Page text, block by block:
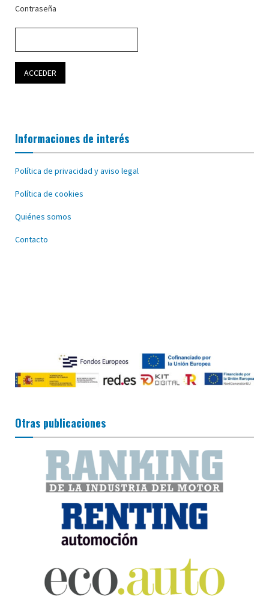
Contraseña
Informaciones de interés
Política de privacidad y aviso legal
Política de cookies
Quiénes somos
Contacto
Otras publicaciones